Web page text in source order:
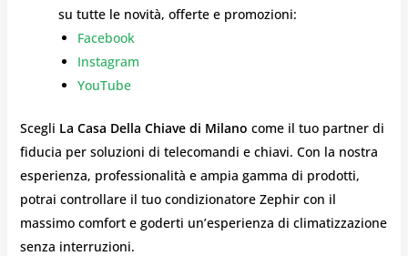
su tutte le novità, offerte e promozioni:
Facebook
Instagram
YouTube
Scegli La Casa Della Chiave di Milano come il tuo partner di
fiducia per soluzioni di telecomandi e chiavi. Con la nostra
esperienza, professionalità e ampia gamma di prodotti,
potrai controllare il tuo condizionatore Zephir con il
massimo comfort e goderti un’esperienza di climatizzazione
senza interruzioni.